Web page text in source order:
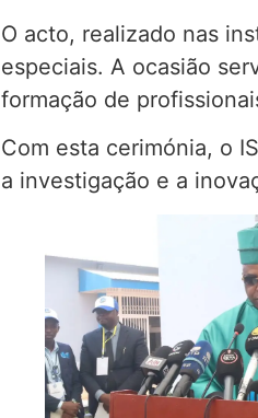
O acto, realizado nas
especiais. A ocasião
formação de
Com esta cerimónia, o
a investigação e a